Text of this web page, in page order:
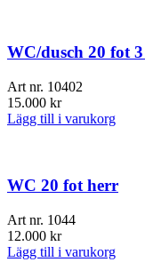
WC/dusch 20 fot
Art nr. 10402
15.000 kr
Lägg till i varukorg
WC 20 fot herr
Art nr. 1044
12.000 kr
Lägg till i varukorg